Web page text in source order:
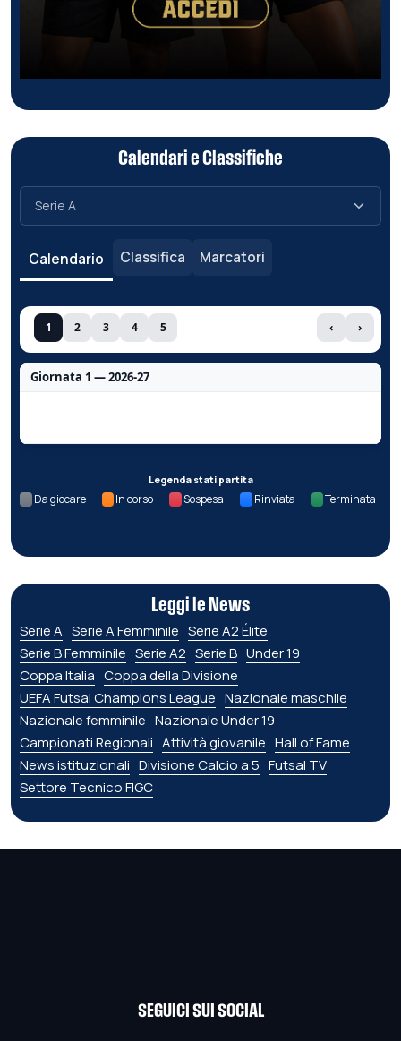
Calendari e Classifiche
Calendario Classifica Marcatori
1 2 3 4 5 ‹ ›
Giornata 1 — 2026-27
Legenda stati partita
Da giocare In corso Sospesa Rinviata Terminata
Leggi le News
Serie A Serie A Femminile Serie A2 Élite
Serie B Femminile Serie A2 Serie B Under 19
Coppa Italia Coppa della Divisione
UEFA Futsal Champions League Nazionale maschile
Nazionale femminile Nazionale Under 19
Campionati Regionali Attività giovanile Hall of Fame
News istituzionali Divisione Calcio a 5 Futsal TV
Settore Tecnico FIGC
SEGUICI SUI SOCIAL